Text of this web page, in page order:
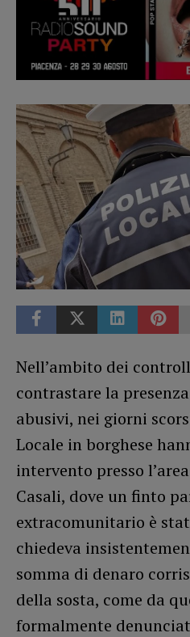
Nell’ambito dei
contrastare la
abusivi, nei giorni
Locale in borghese
intervento presso
Casali, dove un finto
extracomunitario è
chiedeva
somma di denaro
della sosta, come da
formalmente